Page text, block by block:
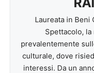
Laureata in
Spettacolo,
prevalentemente
culturale, dove
interessi. Da un